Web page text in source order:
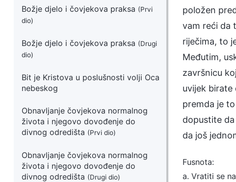
Božje djelo i čovjekova praksa (Prvi
dio)
Božje djelo i čovjekova praksa (Drugi
dio)
Bit je Kristova u poslušnosti volji Oca
nebeskog
Obnavljanje čovjekova normalnog
života i njegovo dovođenje do
divnog odredišta (Prvi dio)
Obnavljanje čovjekova normalnog
života i njegovo dovođenje do
divnog odredišta (Drugi dio)
položen
vam reći da
riječima, to
Međutim,
završnicu
uvijek birate
premda je
dopustite
da još
Fusnota:
a. Vratiti se